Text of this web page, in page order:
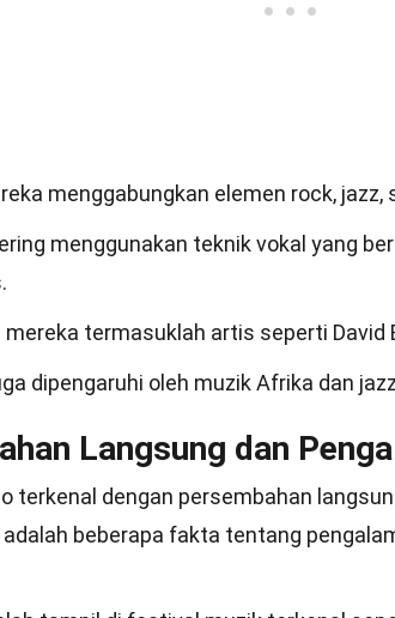
menggabungkan elemen rock, jazz,
menggunakan teknik vokal yang
mereka termasuklah artis seperti David
dipengaruhi oleh muzik Afrika dan
Langsung dan
terkenal dengan persembahan
beberapa fakta tentang